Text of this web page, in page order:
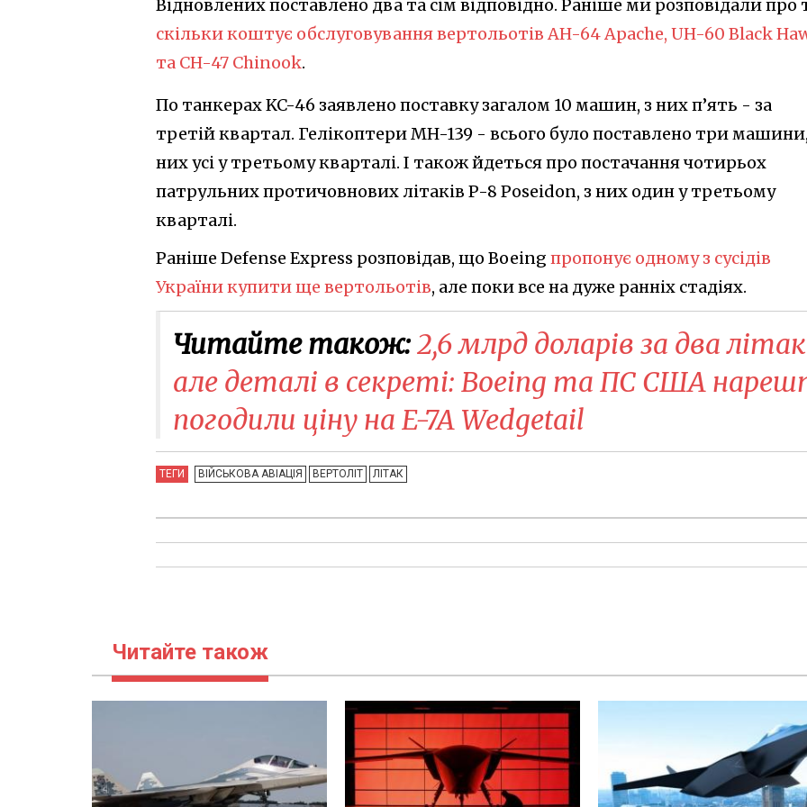
Відновлених поставлено два та сім відповідно. Раніше ми розповідали про
скільки коштує обслуговування вертольотів AH-64 Apache, UH-60 Black
та CH-47 Chinook.
По танкерах KC-46 заявлено поставку загалом 10 машин, з них п’ять - за
третій квартал. Гелікоптери MH-139 - всього було поставлено три
них усі у третьому кварталі. І також йдеться про постачання чотирьох
патрульних протичовнових літаків P-8 Poseidon, з них один у третьому
кварталі.
Раніше Defense Express розповідав, що Boeing пропонує одному з сусідів
України купити ще вертольотів, але поки все на дуже ранніх стадіях.
Читайте також:2,6 млрд доларів за два
але деталі в секреті: Boeing та ПС США
погодили ціну на E-7A Wedgetail
ТЕГИ ВІЙСЬКОВА АВІАЦІЯ ВЕРТОЛІТ ЛІТАК
Читайте також